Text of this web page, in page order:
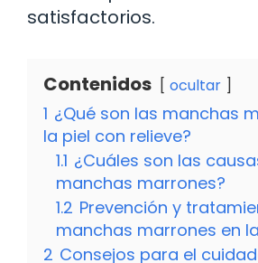
satisfactorios.
Contenidos ocultar
1 ¿Qué son las manchas
la piel con relieve?
1.1 ¿Cuáles son las
manchas marrones?
1.2 Prevención y
manchas marrones en
2 Consejos para el